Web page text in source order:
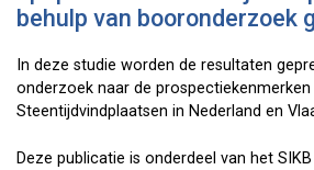
behulp van booronderzoek
In deze studie worden de resultaten
onderzoek naar de prospectie­kenmerken
Steentijdvindplaatsen in Nederland en
Deze publicatie is onderdeel van het